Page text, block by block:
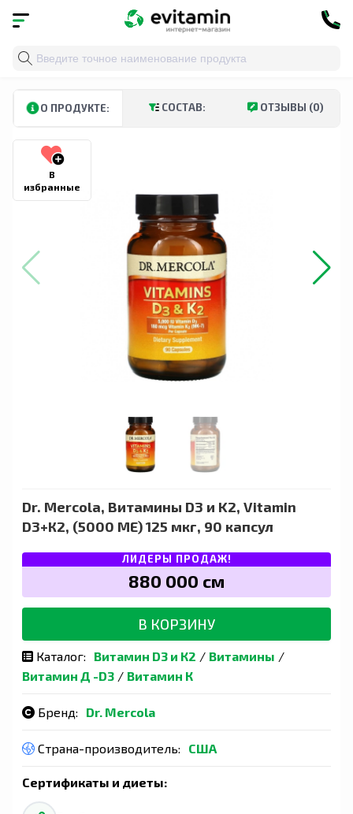
Главная Витамины и минералы
О ПРОДУКТЕ: СОСТАВ: ОТЗЫВЫ (0)
В
избранные
Dr. Mercola, Витамины D3 и K2, Vitamin
D3+К2, (5000 МЕ) 125 мкг, 90 капсул
ЛИДЕРЫ ПРОДАЖ!
880 000 сӯм
В КОРЗИНУ
Каталог: Витамин D3 и К2 / Витамины /
Витамин Д -D3 / Витамин К
Бренд: Dr. Mercola
Страна-производитель: США
Сертификаты и диеты: